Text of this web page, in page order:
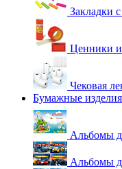
Закладки
Ценники и
Чековая
Бумажные изделия
Альбомы
Альбомы